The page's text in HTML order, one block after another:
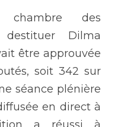
des
destituer Dilma
être approuvée
soit 342 sur
séance plénière
en direct à